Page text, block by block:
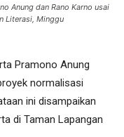
Anung dan Rano Karno usai
Literasi, Minggu
Pramono Anung
normalisasi
ini disampaikan
di Taman Lapangan